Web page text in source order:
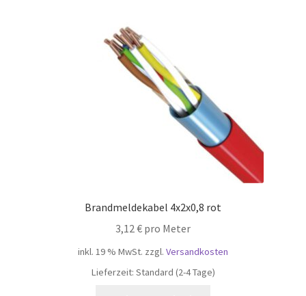
Brandmeldekabel 4x2x0,8 rot
3,12 € pro Meter
inkl. 19 % MwSt. zzgl. Versandkosten
Lieferzeit: Standard (2-4 Tage)